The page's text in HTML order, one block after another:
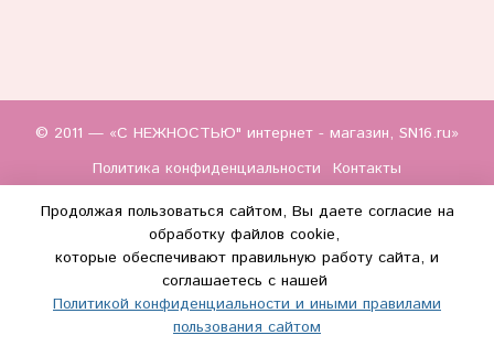
© 2011 — «С НЕЖНОСТЬЮ" интернет - магазин, SN16.ru»
Политика конфиденциальности
Контакты
(WhatsApp и Макс) +7 (917) 895-85-60
Продолжая пользоваться сайтом, Вы даете согласие на
обработку файлов cookie,
которые обеспечивают правильную работу сайта, и
соглашаетесь с нашей
Политикой конфиденциальности и иными правилами
пользования сайтом